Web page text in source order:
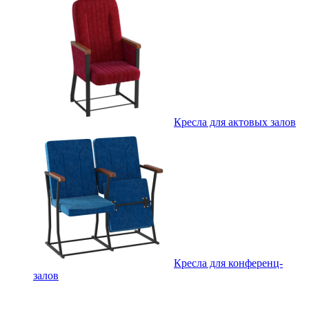
Кресла для актовых залов
Кресла для конференц-
залов